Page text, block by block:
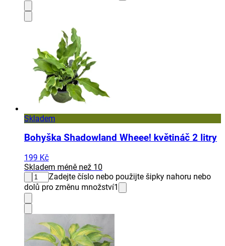
Skladem
Bohyška Shadowland Wheee! květináč 2 litry
199 Kč
Skladem méně než 10
Zadejte číslo nebo použijte šipky nahoru nebo
dolů pro změnu množství1